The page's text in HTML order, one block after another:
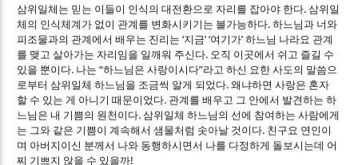
삼위일체는 믿는 이들이 인식의 대전환으로 자리를 잡아야 한다.삼위일
체의 인식체계가 없이 관계를 변화시키기는 불가능하다.하느님과 너와
피조물과의 관계에서 배우는 진리는‘지금’ ‘여기가’하느님 나라요 관계
를 맺고 살아가는 자리임을 일깨워 주신다. 오직 이곳에서 쉬고 즐길 수
있을 뿐이다. 나는“하느님은 사랑이시다”라고 하신 요한 사도의 말씀으
로부터 삼위일체 하느님을 조금씩 알게 되었다.왜냐하면 사랑은 혼자
할 수 있는 게 아니기 때문이었다. 관계를 배우고 그 안에서 발견하는 하
느님은 내 기쁨의 원천이다.삼위일체 하느님의 선에 참여하는 사람에게
는 그와 같은 기쁨이 계속해서 샘물처럼 솟아날 것이다. 친구요 연인이
며 아버지이신 분께서 나와 동행하시면서 나를 다정하게 돌보시는데 어
찌 기쁘지 않을 수 있을까!